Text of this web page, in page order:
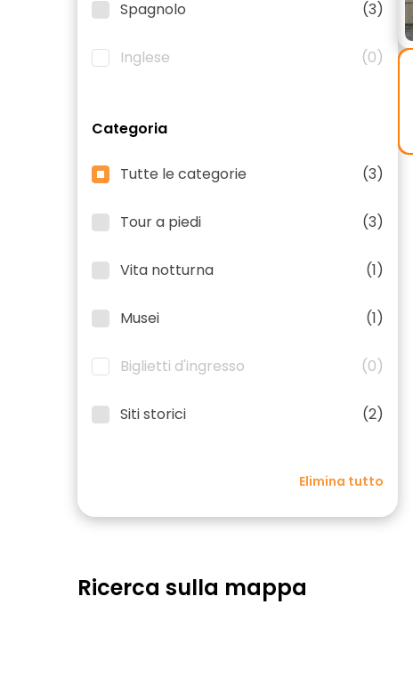
Spagnolo (3)
Inglese (0)
Categoria
Tutte le categorie (3)
Tour a piedi (3)
Vita notturna (1)
Musei (1)
Biglietti d'ingresso (0)
Siti storici (2)
Elimina tutto
Ricerca sulla mappa